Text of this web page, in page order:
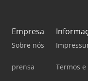
Empresa
Sobre nós
prensa Termos e